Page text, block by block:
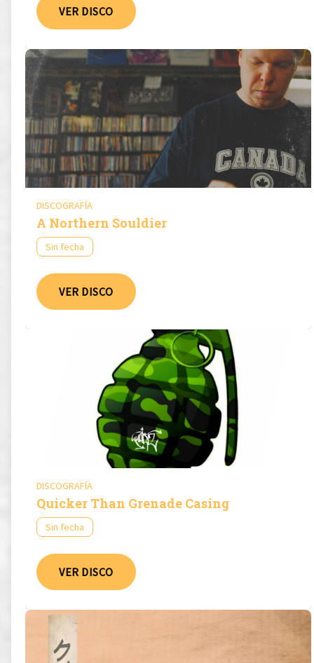
VER DISCO
DISCOGRAFÍA
A Northern Souldier
Sin fecha
VER DISCO
DISCOGRAFÍA
Quicker Than Grenade Casing
Sin fecha
VER DISCO